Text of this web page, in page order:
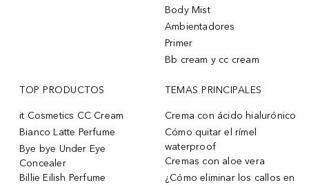
Body Mist
Ambientadores
Primer
Bb cream y cc cream
TOP PRODUCTOS
it Cosmetics CC Cream
Bianco Latte Perfume
Bye bye Under Eye
Concealer
Billie Eilish Perfume
TEMAS PRINCIPALES
Crema con ácido hialurónico
Cómo quitar el rímel
waterproof
Cremas con aloe vera
¿Cómo eliminar los callos en